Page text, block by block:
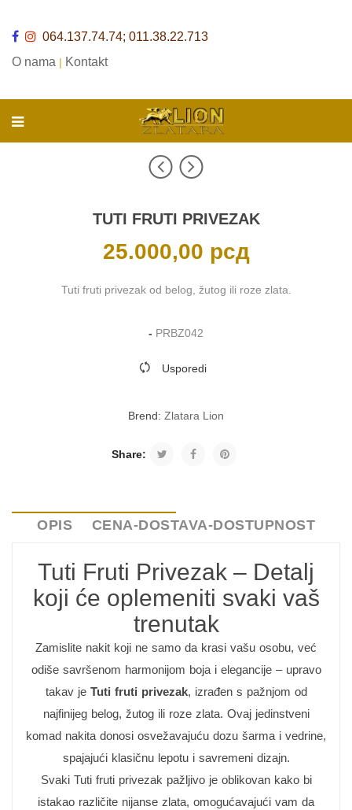
064.137.74.74; 011.38.22.713
O nama | Kontakt
TUTI FRUTI PRIVEZAK
25.000,00 рсд
Tuti fruti privezak od belog, žutog ili roze zlata.
- PRBZ042
Usporedi
Brend: Zlatara Lion
Share:
OPIS CENA-DOSTAVA-DOSTUPNOST
Tuti Fruti Privezak – Detalj
koji će oplemeniti svaki vaš
trenutak
Zamislite nakit koji ne samo da krasi vašu osobu, već
odiše savršenom harmonijom boja i elegancije – upravo
takav je Tuti fruti privezak, izrađen s pažnjom od
najfinijeg belog, žutog ili roze zlata. Ovaj jedinstveni
komad nakita donosi osvežavajuću dozu šarma i vedrine,
spajajući klasičnu lepotu i savremeni dizajn.
Svaki Tuti fruti privezak pažljivo je oblikovan kako bi
istakao različite nijanse zlata, omogućavajući vam da